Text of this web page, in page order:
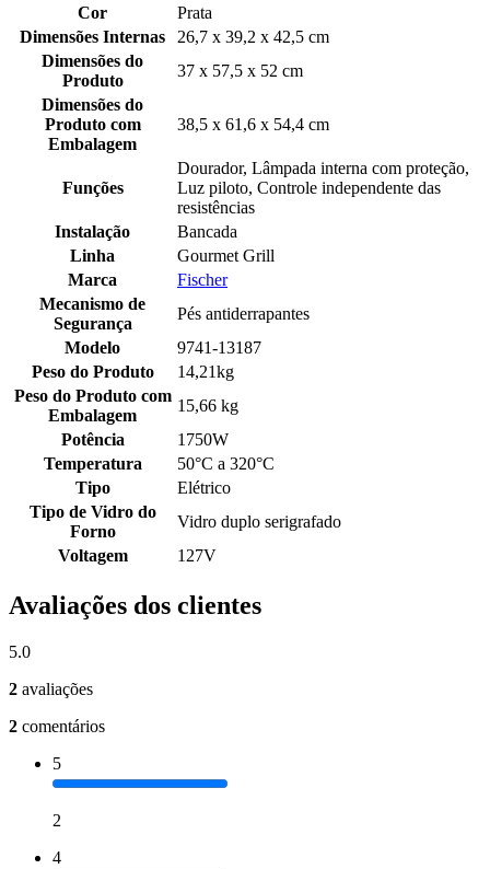
Cor
Prata
Dimensões Internas
26,7 x 39,2 x 42,5 cm
Dimensões do
Produto
37 x 57,5 x 52 cm
Dimensões do
Produto com
Embalagem
38,5 x 61,6 x 54,4 cm
Funções
Dourador, Lâmpada interna com proteção,
Luz piloto, Controle independente das
resistências
Instalação
Bancada
Linha
Gourmet Grill
Marca
Fischer
Mecanismo de
Segurança
Pés antiderrapantes
Modelo
9741-13187
Peso do Produto
14,21kg
Peso do Produto com
Embalagem
15,66 kg
Potência
1750W
Temperatura
50°C a 320°C
Tipo
Elétrico
Tipo de Vidro do
Forno
Vidro duplo serigrafado
Voltagem
127V
Avaliações dos clientes
5.0
2 avaliações
2 comentários
5
2
4